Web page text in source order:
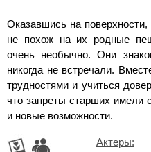
Оказавшись на
не похож на их родные
очень необычно. Они
никогда не встречали.
трудностями и учиться
что запреты старших имели
и новые возможности.
Актеры: